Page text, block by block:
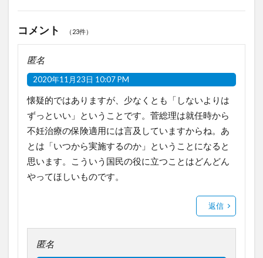
コメント （23件）
匿名
2020年11月23日 10:07 PM
懐疑的ではありますが、少なくとも「しないよりは
ずっといい」ということです。菅総理は就任時から
不妊治療の保険適用には言及していますからね。あ
とは「いつから実施するのか」ということになると
思います。こういう国民の役に立つことはどんどん
やってほしいものです。
返信
匿名